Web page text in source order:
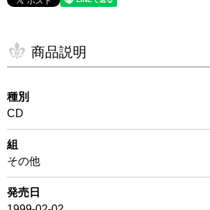
商品説明
種別
CD
組
その他
発売日